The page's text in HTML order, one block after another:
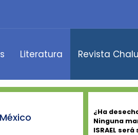
Literatura Revista
¿Ha
Ninguna
ISRAEL